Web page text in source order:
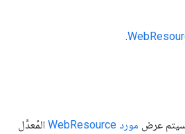
.
سيتم عرض مورد WebResource
المُعدَّل